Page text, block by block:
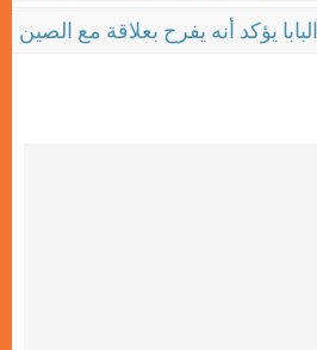
البابا يؤكد أنه يفرح بعلاقة مع الصين